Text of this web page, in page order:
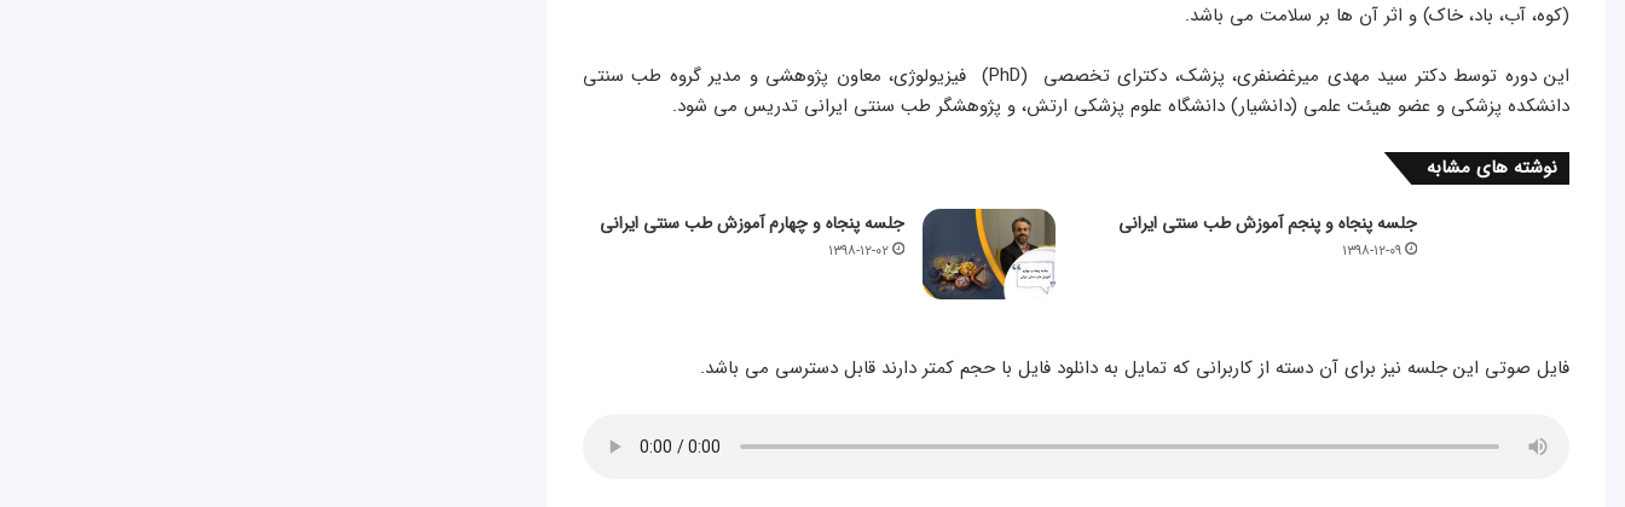
(کوه، آب، باد، خاک) و اثر آن ها بر سلامت می باشد.
این دوره توسط دکتر سید مهدی میرغضنفری، پزشک، دکترای تخصصی (PhD) فیزیولوژی، معاون پژوهشی و مدير گروه طب سنتی
دانشکده پزشکی و عضو هیئت علمی (دانشیار) دانشگاه علوم پزشکی ارتش، و پژوهشگر طب سنتی ایرانی تدریس می شود.
نوشته های مشابه
جلسه پنجاه و پنجم آموزش طب سنتی ایرانی
۱۳۹۸-۱۲-۰۹
جلسه پنجاه و چهارم آموزش طب سنتی ایرانی
۱۳۹۸-۱۲-۰۲
فایل صوتی این جلسه نیز برای آن دسته از کاربرانی که تمایل به دانلود فایل با حجم کمتر دارند قابل دسترسی می باشد.